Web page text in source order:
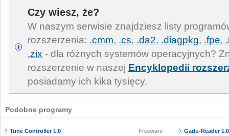
Czy wiesz, że?
W naszym serwisie znajdziesz listy
rozszerzenia: .cmm, .cs, .da2, .diagpkg, .fpe,
.zix - dla różnych systemów operacyjnych?
rozszerzenie w naszej Encyklopedii
posiadamy ich kika tysięcy.
Podobne programy
Tune Controller 1.0
Freeware
Gadu-Reader 1.0